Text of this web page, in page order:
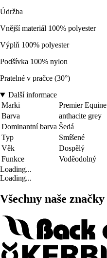
Údržba
Vnější materiál 100% polyester
Výplň 100% polyester
Podšívka 100% nylon
Pratelné v pračce (30°)
Další informace
Marki
Premier Equine
Barva
anthacite grey
Dominantní barva Šedá
Typ
Smíšené
Věk
Dospělý
Funkce
Voděodolný
Loading...
Loading...
Všechny naše značky